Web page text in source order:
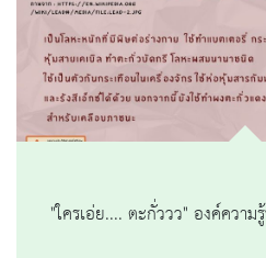
"ใครเอ่ย.... ตะกั่ววว" องค์ควา